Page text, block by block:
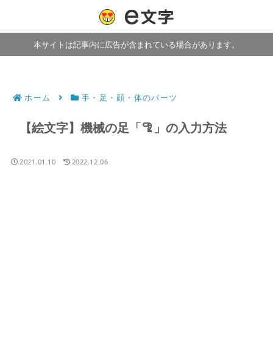
本サイトは記事内に広告が含まれている場合があります。
ホーム 手・足・顔・体のパーツ
【絵文字】機械の足「🦿」の入力方法
2021.01.10 2022.12.06